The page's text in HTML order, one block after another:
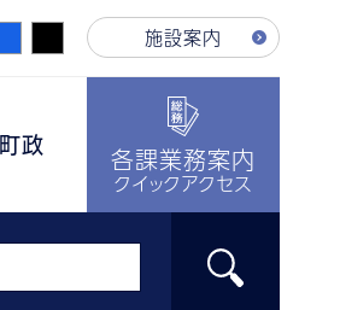
施設案内
町政 各課業務案内
クイックアクセス